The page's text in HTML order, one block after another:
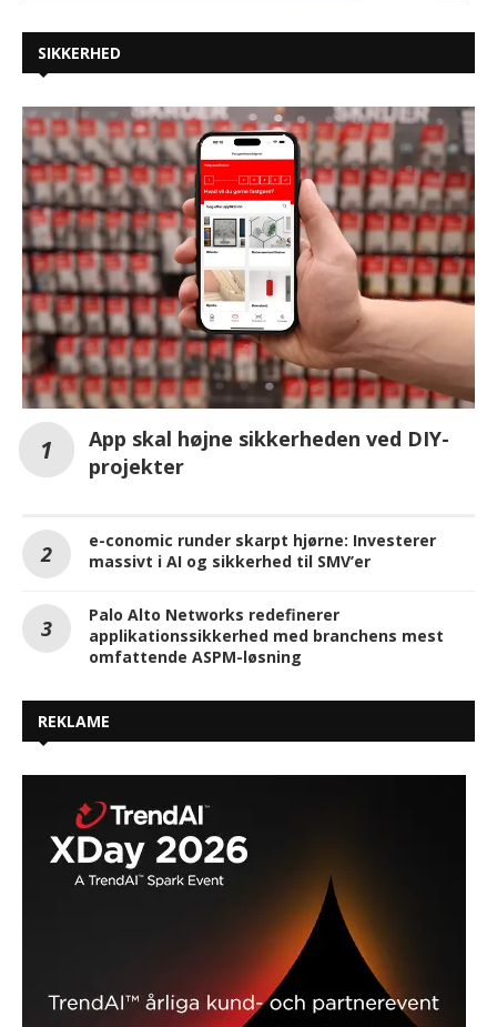
SIKKERHED
App skal højne sikkerheden ved DIY-
projekter
e-conomic runder skarpt hjørne: Investerer
massivt i AI og sikkerhed til SMV’er
Palo Alto Networks redefinerer
applikationssikkerhed med branchens mest
omfattende ASPM-løsning
REKLAME